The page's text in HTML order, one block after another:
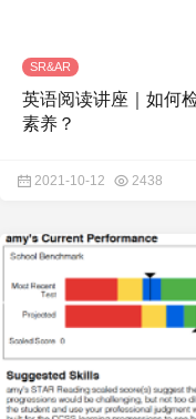
SR&AR
英语阅读讲座｜如何
素养？
2021-10-12 2438